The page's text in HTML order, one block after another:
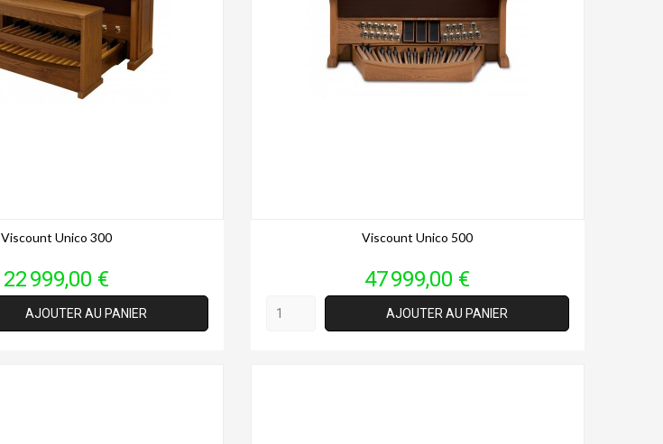
Viscount Unico 300
Prix
22 999,00 €
AJOUTER AU PANIER
Viscount Unico 500
Prix
47 999,00 €
AJOUTER AU PANIER